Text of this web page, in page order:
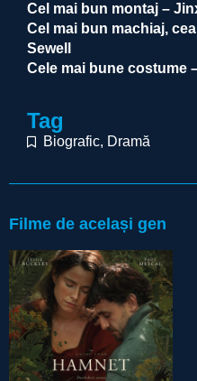
Cel mai bun montaj –
Cel mai bun machiaj,
Sewell
Cele mai bune costume
Tag
Biografic, Dramă
Filme de același gen